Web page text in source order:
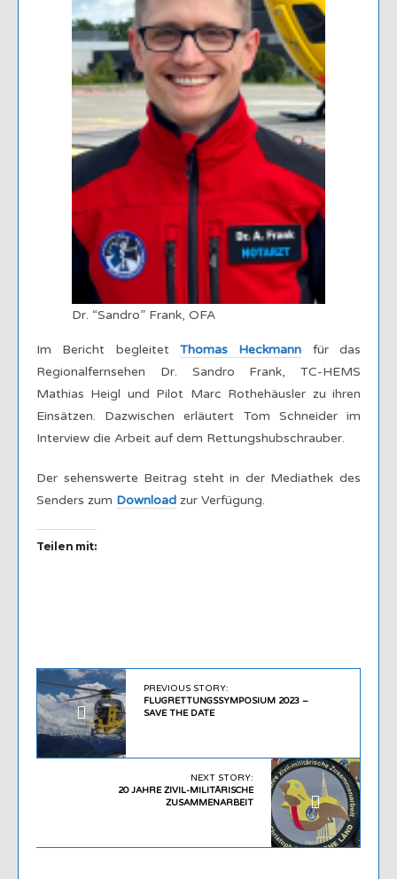
Dr. “Sandro” Frank, OFA
Im Bericht begleitet Thomas Heckmann für das
Regionalfernsehen Dr. Sandro Frank, TC-HEMS
Mathias Heigl und Pilot Marc Rothehäusler zu ihren
Einsätzen. Dazwischen erläutert Tom Schneider im
Interview die Arbeit auf dem Rettungshubschrauber.
Der sehenswerte Beitrag steht in der Mediathek des
Senders zum Download zur Verfügung.
Teilen mit:
PREVIOUS STORY:
FLUGRETTUNGSSYMPOSIUM 2023 –
SAVE THE DATE
NEXT STORY:
20 JAHRE ZIVIL-MILITÄRISCHE
ZUSAMMENARBEIT